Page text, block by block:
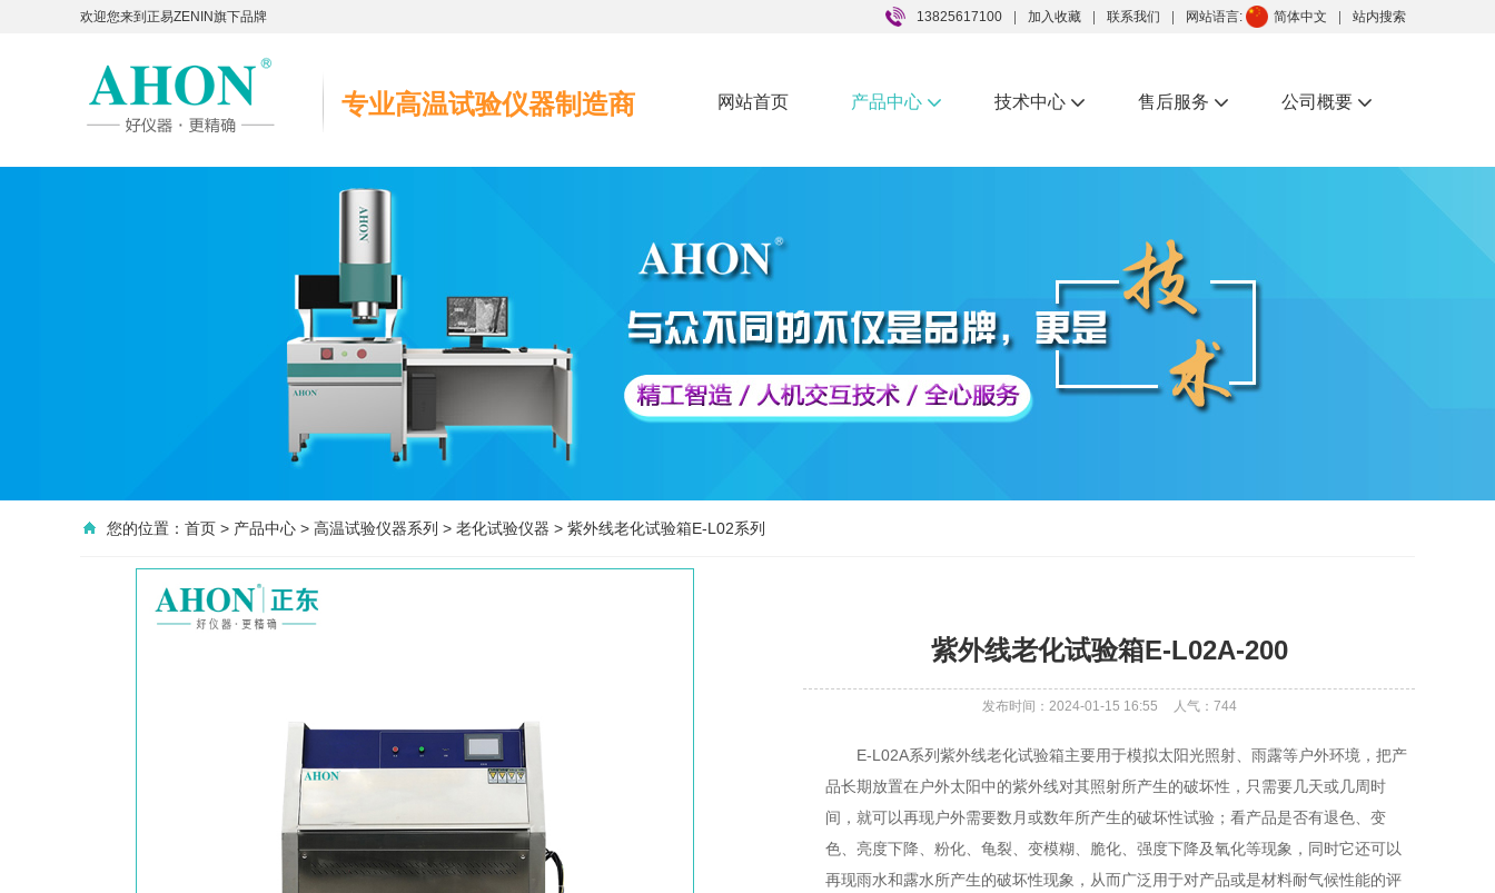
欢迎您来到正易ZENIN旗下品牌 13825617100 加入收藏 联系我们 网站语言: 简体中文 站内搜索
专业高温试验仪器制造商 网站首页 产品中心  技术中心  售后服务  公司概要 
您的位置： 首页 > 产品中心 > 高温试验仪器系列 > 老化试验仪器 > 紫外线老化试验箱E-L02系列
紫外线老化试验箱E-L02A-200
发布时间：2024-01-15 16:55 人气： 744
E-L02A系列紫外线老化试验箱主要用于模拟太阳光照射、雨露等户外环境，把产
品长期放置在户外太阳中的紫外线对其照射所产生的破坏性，只需要几天或几周时
间，就可以再现户外需要数月或数年所产生的破坏性试验；看产品是否有退色、变
色、亮度下降、粉化、龟裂、变模糊、脆化、强度下降及氧化等现象，同时它还可以
再现雨水和露水所产生的破坏性现象，从而广泛用于对产品或是材料耐气候性能的评